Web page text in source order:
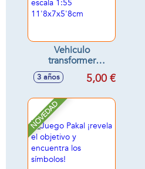
Vehiculo
transformer
fricción, escala 1:55
11'8x7x5'8cm
3 años 5,00 €
NOVEDAD